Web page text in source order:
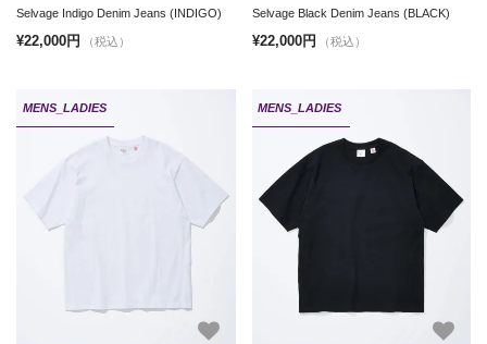
Selvage Indigo Denim Jeans (INDIGO)
¥22,000円 （税込）
Selvage Black Denim Jeans (BLACK)
¥22,000円 （税込）
MENS_LADIES MENS_LADIES